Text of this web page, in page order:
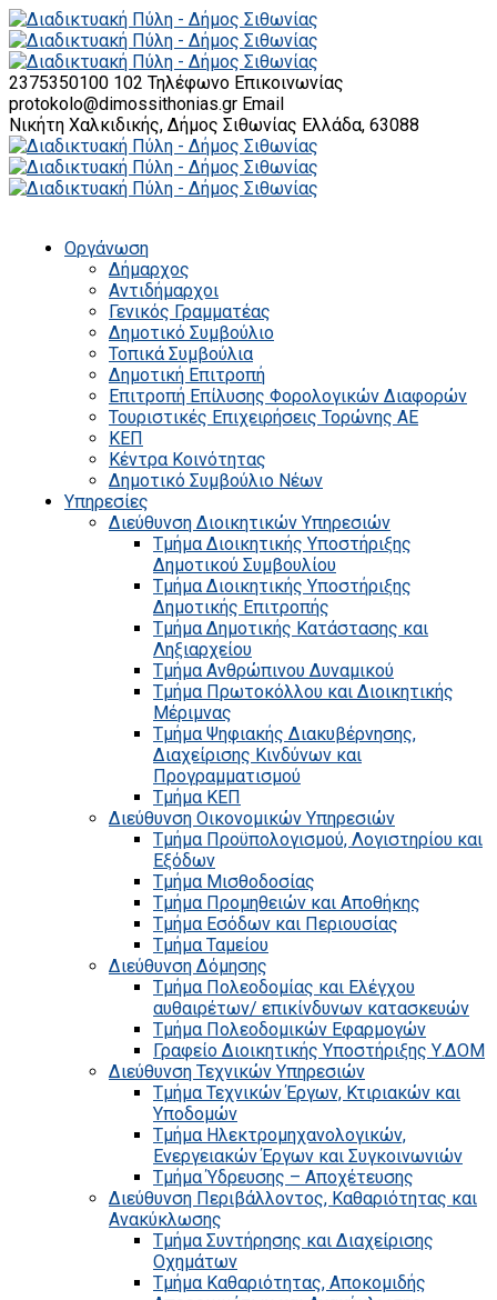
2375350100 102 Τηλέφωνο Επικοινωνίας
protokolo@dimossithonias.gr Email
Νικήτη Χαλκιδικής, Δήμος Σιθωνίας Ελλάδα, 63088
Οργάνωση
Δήμαρχος
Αντιδήμαρχοι
Γενικός Γραμματέας
Δημοτικό Συμβούλιο
Τοπικά Συμβούλια
Δημοτική Επιτροπή
Επιτροπή Επίλυσης Φορολογικών Διαφορών
Τουριστικές Επιχειρήσεις Τορώνης ΑΕ
ΚΕΠ
Κέντρα Κοινότητας
Δημοτικό Συμβούλιο Νέων
Υπηρεσίες
Διεύθυνση Διοικητικών Υπηρεσιών
Τμήμα Διοικητικής Υποστήριξης
Δημοτικού Συμβουλίου
Τμήμα Διοικητικής Υποστήριξης
Δημοτικής Επιτροπής
Τμήμα Δημοτικής Κατάστασης και
Ληξιαρχείου
Τμήμα Ανθρώπινου Δυναμικού
Τμήμα Πρωτοκόλλου και Διοικητικής
Μέριμνας
Τμήμα Ψηφιακής Διακυβέρνησης,
Διαχείρισης Κινδύνων και
Προγραμματισμού
Τμήμα ΚΕΠ
Διεύθυνση Οικονομικών Υπηρεσιών
Τμήμα Προϋπολογισμού, Λογιστηρίου και
Εξόδων
Τμήμα Μισθοδοσίας
Τμήμα Προμηθειών και Αποθήκης
Τμήμα Εσόδων και Περιουσίας
Τμήμα Ταμείου
Διεύθυνση Δόμησης
Τμήμα Πολεοδομίας και Ελέγχου
αυθαιρέτων/ επικίνδυνων κατασκευών
Τμήμα Πολεοδομικών Εφαρμογών
Γραφείο Διοικητικής Υποστήριξης Υ.ΔΟΜ
Διεύθυνση Τεχνικών Υπηρεσιών
Τμήμα Τεχνικών Έργων, Κτιριακών και
Υποδομών
Τμήμα Ηλεκτρομηχανολογικών,
Ενεργειακών Έργων και Συγκοινωνιών
Τμήμα Ύδρευσης – Αποχέτευσης
Διεύθυνση Περιβάλλοντος, Καθαριότητας και
Ανακύκλωσης
Τμήμα Συντήρησης και Διαχείρισης
Οχημάτων
Τμήμα Καθαριότητας, Αποκομιδής